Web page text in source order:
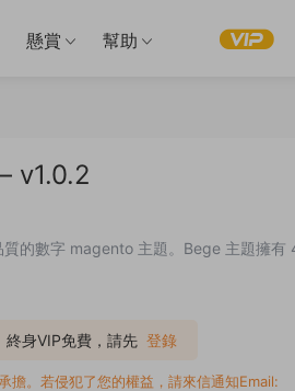
懸賞 幫助
v1.0.2
的數字 magento 主題。Bege 主題擁有
終身VIP免費，請先 登錄
擔。若侵犯了您的權益，請來信通知Email: